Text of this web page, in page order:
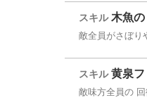
スキル木魚の
敵全員がさぼり
スキル黄泉フ
敵味方全員の 回